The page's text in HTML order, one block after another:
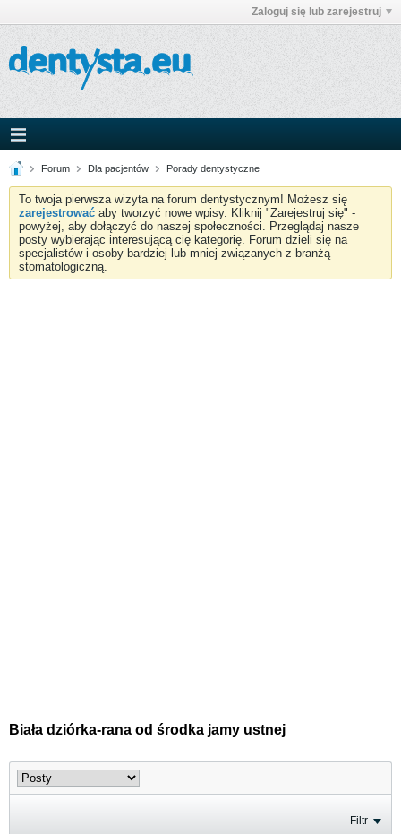
Zaloguj się lub zarejestruj
Forum Dla pacjentów Porady dentystyczne
To twoja pierwsza wizyta na forum dentystycznym! Możesz się
zarejestrować aby tworzyć nowe wpisy. Kliknij "Zarejestruj się" -
powyżej, aby dołączyć do naszej społeczności. Przeglądaj nasze
posty wybierając interesującą cię kategorię. Forum dzieli się na
specjalistów i osoby bardziej lub mniej związanych z branżą
stomatologiczną.
Biała dziórka-rana od środka jamy ustnej
Filtr